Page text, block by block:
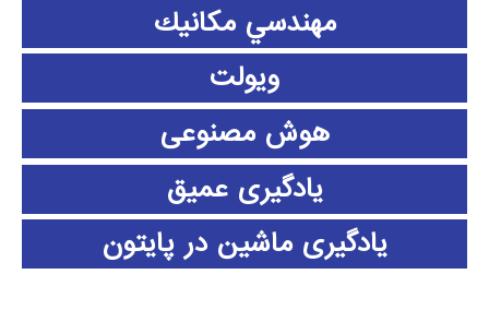
مهندسي مكانيك
ویولت
هوش مصنوعی
یادگیری عمیق
یادگیری ماشین در پایتون